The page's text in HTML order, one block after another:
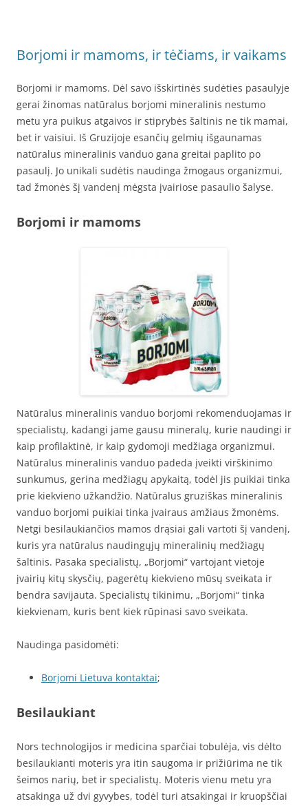
Borjomi ir mamoms, ir tėčiams, ir vaikams
Borjomi ir mamoms. Dėl savo išskirtinės sudėties pasaulyje
gerai žinomas natūralus borjomi mineralinis nestumo
metu yra puikus atgaivos ir stiprybės šaltinis ne tik mamai,
bet ir vaisiui. Iš Gruzijoje esančių gelmių išgaunamas
natūralus mineralinis vanduo gana greitai paplito po
pasaulį. Jo unikali sudėtis naudinga žmogaus organizmui,
tad žmonės šį vandenį mėgsta įvairiose pasaulio šalyse.
Borjomi ir mamoms
Natūralus mineralinis vanduo borjomi rekomenduojamas ir
specialistų, kadangi jame gausu mineralų, kurie naudingi ir
kaip profilaktinė, ir kaip gydomoji medžiaga organizmui.
Natūralus mineralinis vanduo padeda įveikti virškinimo
sunkumus, gerina medžiagų apykaitą, todėl jis puikiai tinka
prie kiekvieno užkandžio. Natūralus gruziškas mineralinis
vanduo borjomi puikiai tinka įvairaus amžiaus žmonėms.
Netgi besilaukiančios mamos drąsiai gali vartoti šį vandenį,
kuris yra natūralus naudingųjų mineralinių medžiagų
šaltinis. Pasaka specialistų, „Borjomi“ vartojant vietoje
įvairių kitų skysčių, pagerėtų kiekvieno mūsų sveikata ir
bendra savijauta. Specialistų tikinimu, „Borjomi“ tinka
kiekvienam, kuris bent kiek rūpinasi savo sveikata.
Naudinga pasidomėti:
Borjomi Lietuva kontaktai;
Besilaukiant
Nors technologijos ir medicina sparčiai tobulėja, vis dėlto
besilaukianti moteris yra itin saugoma ir prižiūrima ne tik
šeimos narių, bet ir specialistų. Moteris vienu metu yra
atsakinga už dvi gyvybes, todėl turi atsakingai ir kruopščiai